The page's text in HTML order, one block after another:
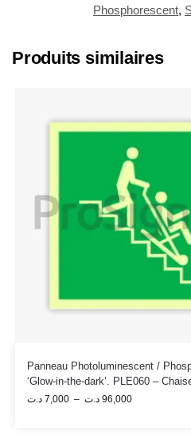
Phosphorescent,
Produits similaires
Panneau Photoluminescent /
‘Glow-in-the-dark’. PLE060 –
7,000 د.ت – 96,000 د.ت